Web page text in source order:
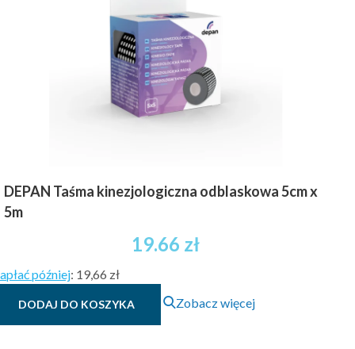
DEPAN Taśma kinezjologiczna odblaskowa 5cm x
5m
19.66 zł
później: 19,66 zł
DODAJ DO KOSZYKA Zobacz więcej